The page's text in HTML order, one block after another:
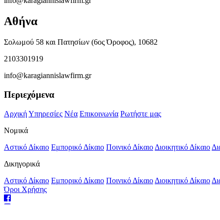
Αθήνα
Σολωμού 58 και Πατησίων (6ος Όροφος), 10682
2103301919
info@karagiannislawfirm.gr
Περιεχόμενα
ΑρχικήΥπηρεσίες Νέα Επικοινωνία Ρωτήστε μας
Νομικά
Αστικό Δίκαιο Εμπορικό Δίκαιο Ποινικό Δίκαιο Διοικητικό Δίκαιο
Δικηγορικά
Αστικό Δίκαιο Εμπορικό Δίκαιο Ποινικό Δίκαιο Διοικητικό Δίκαιο
Όροι Χρήσης